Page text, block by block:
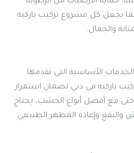
يجعل كل مشروع تركيب باركيه
والجمال.
الأساسية التي تقدمها
باركيه في دبي لضمان استمرار
حتى مع أفضل أنواع الخشب، يحتاج
والبقع وإعادة المظهر الطبيعي